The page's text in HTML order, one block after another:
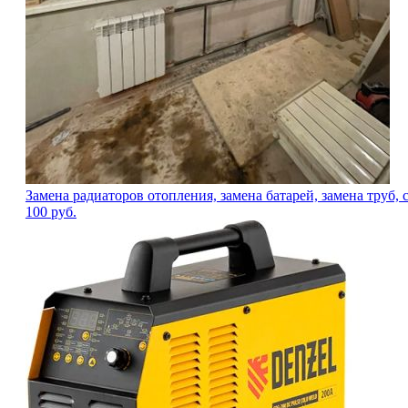
Замена радиаторов отопления, замена батарей, замена труб,
100 руб.